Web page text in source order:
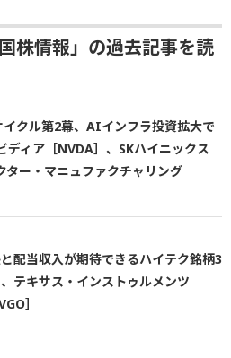
株情報」の過去記事を読
イクル第2幕、AIインフラ投資拡大で
ディア［NVDA］、SKハイニックス
ター・マニュファクチャリング
配当収入が期待できるハイテク銘柄3
テキサス・インストゥルメンツ
］